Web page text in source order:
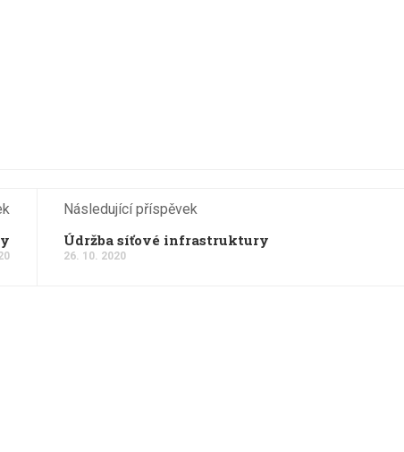
Následující příspěvek
Údržba síťové infrastruktury
26. 10. 2020